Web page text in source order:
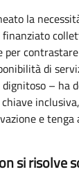
la
per
di
– ha
e
si risolve